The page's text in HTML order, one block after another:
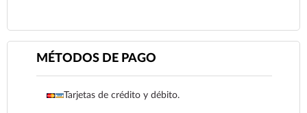
MÉTODOS DE PAGO
Tarjetas de crédito y débito.